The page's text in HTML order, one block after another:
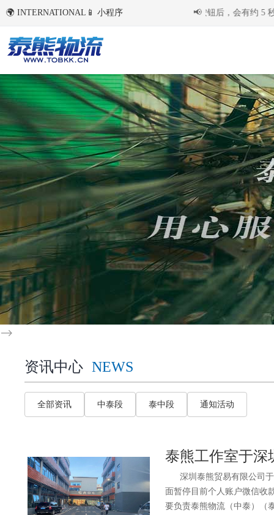
-->
🌍 INTERNATIONAL 📱 小程序 📢
国内环境下首次点击右侧语言切换按钮后，会有约 5 秒
资讯中心 NEWS
全部资讯 中泰段 泰中段 通知活动
泰熊工作室于深
深圳泰熊贸易有限公司于
面暂停目前个人账户微信
要负责泰熊物流（中泰）（